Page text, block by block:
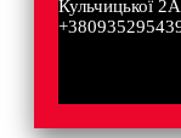
Кульчицької 2А